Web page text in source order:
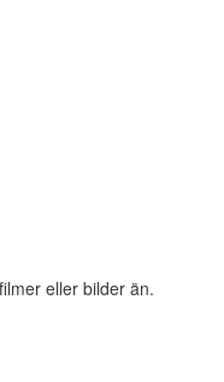
eller bilder än.